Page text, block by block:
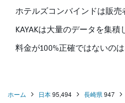
ホテルズコンバインドは販売
KAYAKは大量のデータを集積
料金が100%正確ではないの
ホーム 日本95,494 長崎県 947